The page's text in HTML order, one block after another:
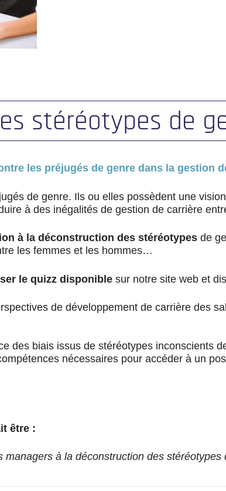
stéréotypes de
les préjugés de genre dans la gestion
de genre. Ils ou elles possèdent une
à des inégalités de gestion de carrière
à la déconstruction des stéréotypes de
les femmes et les hommes…
le quizz disponible sur notre site web et
de développement de carrière des
des biais issus de stéréotypes inconscients
nécessaires pour accéder à un
être :
managers à la déconstruction des stéréotypes